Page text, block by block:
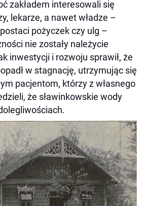
zakładem interesowali się
lekarze, a nawet władze –
pożyczek czy ulg –
nie zostały należycie
inwestycji i rozwoju sprawił, że
w stagnację, utrzymując się
pacjentom, którzy z własnego
że sławinkowskie wody